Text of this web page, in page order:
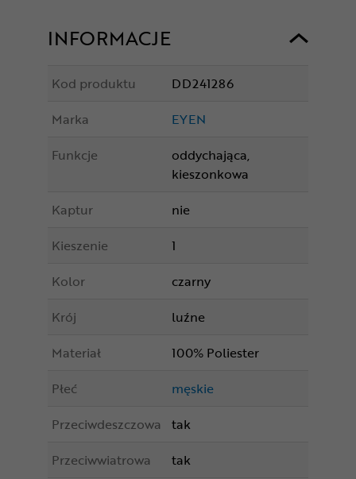
INFORMACJE
Kod produktu
DD241286
Marka
EYEN
Funkcje
oddychająca,
kieszonkowa
Kaptur
nie
Kieszenie
1
Kolor
czarny
Krój
luźne
Materiał
100% Poliester
Płeć
męskie
Przeciwdeszczowa
tak
Przeciwwiatrowa
tak